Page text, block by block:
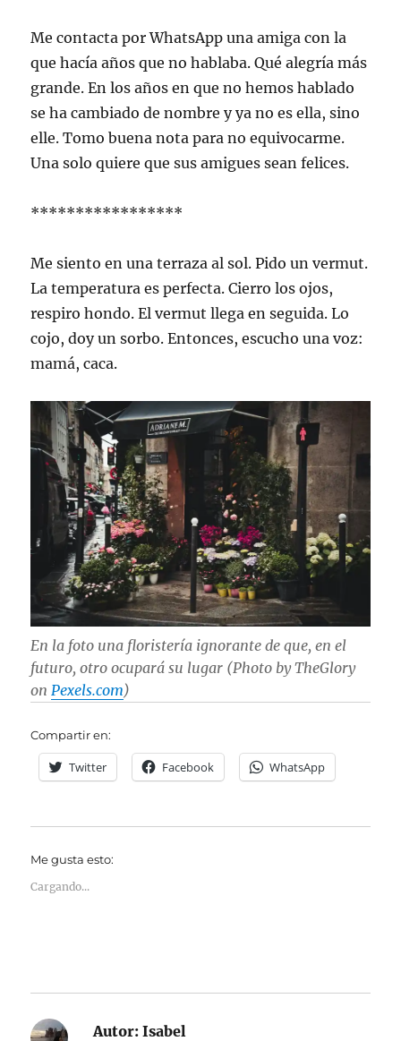
Me contacta por WhatsApp una amiga con la
que hacía años que no hablaba. Qué alegría más
grande. En los años en que no hemos hablado
se ha cambiado de nombre y ya no es ella, sino
elle. Tomo buena nota para no equivocarme.
Una solo quiere que sus amigues sean felices.
*****************
Me siento en una terraza al sol. Pido un vermut.
La temperatura es perfecta. Cierro los ojos,
respiro hondo. El vermut llega en seguida. Lo
cojo, doy un sorbo. Entonces, escucho una voz:
mamá, caca.
En la foto una floristería ignorante de que, en el
futuro, otro ocupará su lugar (Photo by TheGlory
on Pexels.com)
Compartir en:
Twitter Facebook WhatsApp
Me gusta esto:
Cargando...
Autor: Isabel